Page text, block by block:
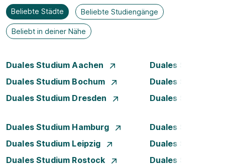
Beliebte Städte Beliebte Studiengänge
Beliebt in deiner Nähe
Duales Studium Aachen
Duales Studium
Duales Studium Bochum
Duales Studium
Duales Studium Dresden
Duales Studium
Duales Studium Hamburg
Duales Studium
Duales Studium Leipzig
Duales Studium
Duales Studium Rostock
Duales Studium